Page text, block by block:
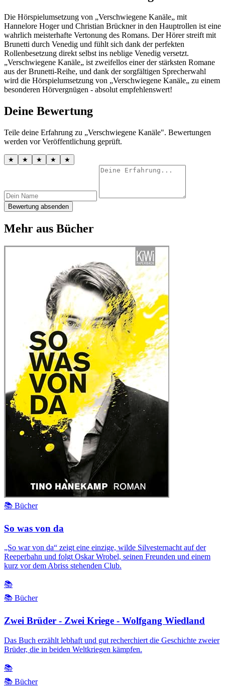
Die Hörspielumsetzung von „Verschwiegene Kanäle„ mit
Hannelore Hoger und Christian Brückner in den Hauptrollen ist eine
wahrlich meisterhafte Vertonung des Romans. Der Hörer streift mit
Brunetti durch Venedig und fühlt sich dank der perfekten
Rollenbesetzung direkt selbst ins neblige Venedig versetzt.
„Verschwiegene Kanäle„ ist zweifellos einer der stärksten Romane
aus der Brunetti-Reihe, und dank der sorgfältigen Sprecherwahl
wird die Hörspielumsetzung von „Verschwiegene Kanäle„ zu einem
besonderen Hörvergnügen - absolut empfehlenswert!
Deine Bewertung
Teile deine Erfahrung zu „Verschwiegene Kanäle". Bewertungen
werden vor Veröffentlichung geprüft.
★ ★ ★ ★ ★
Bewertung absenden
Mehr aus Bücher
📚 Bücher
So was von da
„So war von da“ zeigt eine einzige, wilde Silvesternacht auf der
Reeperbahn und folgt Oskar Wrobel, seinen Freunden und einem
kurz vor dem Abriss stehenden Club.
📚
📚 Bücher
Zwei Brüder - Zwei Kriege - Wolfgang Wiedland
Das Buch erzählt lebhaft und gut recherchiert die Geschichte zweier
Brüder, die in beiden Weltkriegen kämpfen.
📚
📚 Bücher